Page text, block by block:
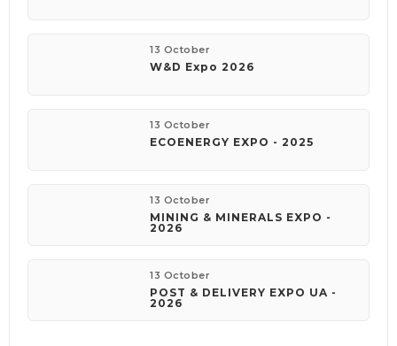
13 October
W&D Expo 2026
13 October
ECOENERGY EXPO - 2025
13 October
MINING & MINERALS EXPO -
2026
13 October
POST & DELIVERY EXPO UA -
2026